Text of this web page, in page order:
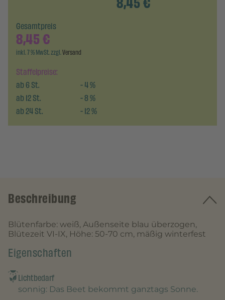
Staffelpreise:
ab6St. -4%
ab12St. -8%
ab24St. -12%
Gesamtpreis
8,45€
inkl. 7 % MwSt. zzgl.Versand
Beschreibung
Blütenfarbe: weiß, Außenseite blau überzogen,
Blütezeit VI-IX, Höhe: 50-70 cm, mäßig winterfest
Eigenschaften
Lichtbedarf
sonnig: Das Beet bekommt ganztags Sonne.